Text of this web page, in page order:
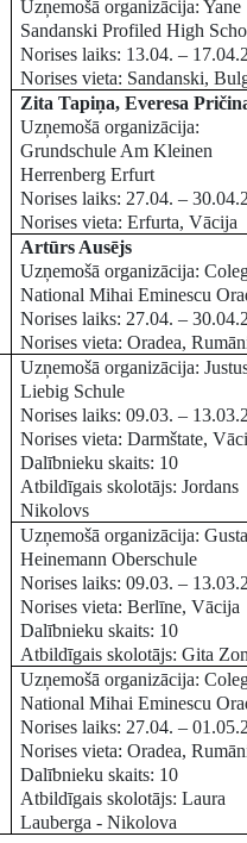
Uzņemošā organizācija: Yane
Sandanski Profiled High
Norises laiks: 13.04. –
Norises vieta: Sandanski,
Zita Tapiņa, Everesa
Uzņemošā organizācija:
Grundschule Am Kleinen
Herrenberg Erfurt
Norises laiks: 27.04. –
Norises vieta: Erfurta, Vācija
Artūrs Ausējs
Uzņemošā organizācija:
National Mihai Eminescu
Norises laiks: 27.04. –
Norises vieta: Oradea,
Uzņemošā organizācija:
Liebig Schule
Norises laiks: 09.03. –
Norises vieta: Darmštate,
Dalībnieku skaits: 10
Atbildīgais skolotājs: Jordans
Nikolovs
Uzņemošā organizācija:
Heinemann Oberschule
Norises laiks: 09.03. –
Norises vieta: Berlīne, Vācija
Dalībnieku skaits: 10
Atbildīgais skolotājs: Gita
Uzņemošā organizācija:
National Mihai Eminescu
Norises laiks: 27.04. –
Norises vieta: Oradea,
Dalībnieku skaits: 10
Atbildīgais skolotājs: Laura
Lauberga - Nikolova